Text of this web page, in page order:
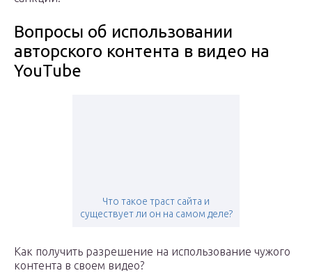
Вопросы об использовании
авторского контента в видео на
YouTube
Что такое траст сайта и
существует ли он на самом деле?
Как получить разрешение на использование чужого
контента в своем видео?